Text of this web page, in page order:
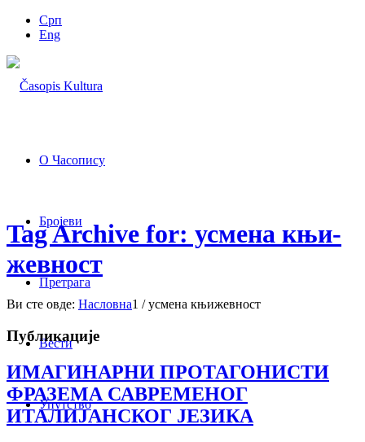
Срп
Eng
О Часопису
Бројеви
Претрага
Вести
Упутство
Tag Archive for: усме­на књи­
жев­ност
Ви сте овде: Насловна1 / усме­на књи­жев­ност
Публикације
ИМАГИНАРНИ ПРОТАГОНИСТИ
ФРАЗЕМА САВРЕМЕНОГ
ИТАЛИЈАНСКОГ ЈЕЗИКА